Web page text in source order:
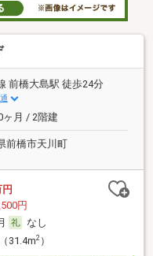
前橋大島駅 徒歩24分
ヶ月 / 2階建
前橋市天川町
円
円
なし
31.4m2）